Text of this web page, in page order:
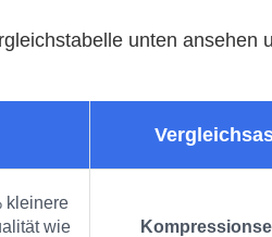
unten ansehen
kleinere
wie